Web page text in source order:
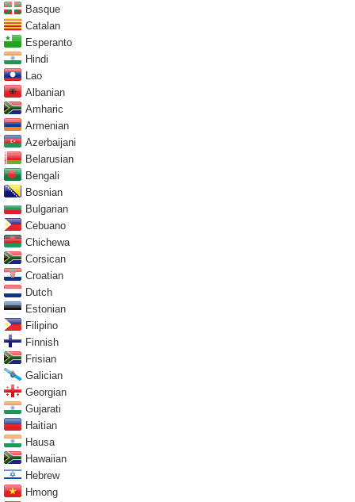
Basque
Catalan
Esperanto
Hindi
Lao
Albanian
Amharic
Armenian
Azerbaijani
Belarusian
Bengali
Bosnian
Bulgarian
Cebuano
Chichewa
Corsican
Croatian
Dutch
Estonian
Filipino
Finnish
Frisian
Galician
Georgian
Gujarati
Haitian
Hausa
Hawaiian
Hebrew
Hmong